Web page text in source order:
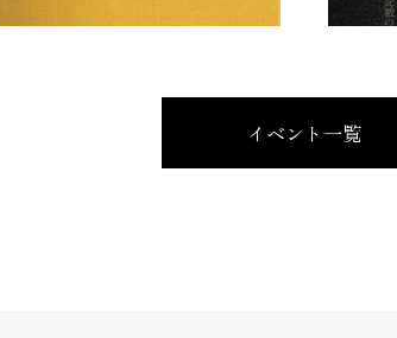
イベント一覧